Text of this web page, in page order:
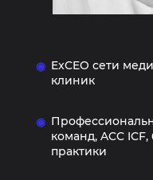
◉ ExCEO сети
клиник
команд, ACC
практики
◉